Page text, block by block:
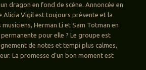
dragon en fond de scène. Annoncée en
Alicia Vigil est toujours présente et la
Herman Li et Sam Totman en
pour elle ? Le groupe est
de notes et tempi plus calmes,
La promesse d’un bon moment est